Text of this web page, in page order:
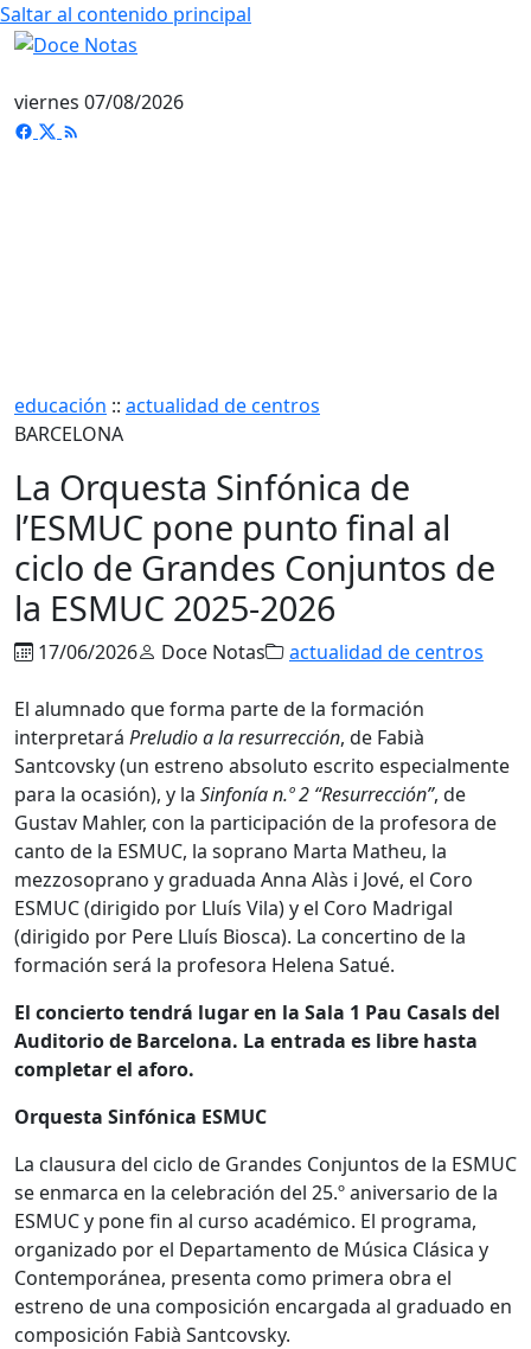
Saltar al contenido principal
viernes 07/08/2026
educación :: actualidad de centros
BARCELONA
La Orquesta Sinfónica de
l’ESMUC pone punto final al
ciclo de Grandes Conjuntos de
la ESMUC 2025-2026
17/06/2026 Doce Notas actualidad de centros
El alumnado que forma parte de la formación
interpretará Preludio a la resurrección, de Fabià
Santcovsky (un estreno absoluto escrito especialmente
para la ocasión), y la Sinfonía n.º 2 “Resurrección”, de
Gustav Mahler, con la participación de la profesora de
canto de la ESMUC, la soprano Marta Matheu, la
mezzosoprano y graduada Anna Alàs i Jové, el Coro
ESMUC (dirigido por Lluís Vila) y el Coro Madrigal
(dirigido por Pere Lluís Biosca). La concertino de la
formación será la profesora Helena Satué.
El concierto tendrá lugar en la Sala 1 Pau Casals del
Auditorio de Barcelona. La entrada es libre hasta
completar el aforo.
Orquesta Sinfónica ESMUC
La clausura del ciclo de Grandes Conjuntos de la ESMUC
se enmarca en la celebración del 25.º aniversario de la
ESMUC y pone fin al curso académico. El programa,
organizado por el Departamento de Música Clásica y
Contemporánea, presenta como primera obra el
estreno de una composición encargada al graduado en
composición Fabià Santcovsky.